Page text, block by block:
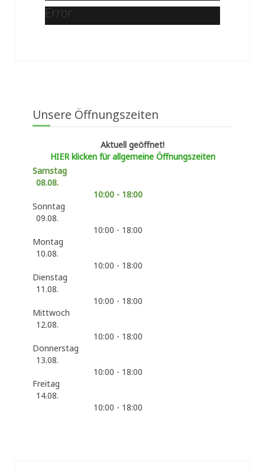
Error
Unsere Öffnungszeiten
Aktuell geöffnet!
HIER klicken für allgemeine Öffnungszeiten
Samstag
08.08.
10:00 - 18:00
Sonntag
09.08.
10:00 - 18:00
Montag
10.08.
10:00 - 18:00
Dienstag
11.08.
10:00 - 18:00
Mittwoch
12.08.
10:00 - 18:00
Donnerstag
13.08.
10:00 - 18:00
Freitag
14.08.
10:00 - 18:00